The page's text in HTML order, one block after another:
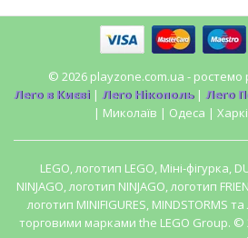
© 2026 playzone.com.ua - ростемо
Лего в Києві | Лего Нікополь| Лего
| Миколаїв | Одеса |
LEGO, логотип LEGO, Міні-фігурка,
NINJAGO, логотип NINJAGO, логотип
логотип MINIFIGURES, MINDSTORMS
торговими марками the LEGO Group. ©